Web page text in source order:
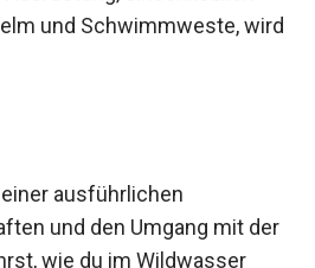
und Schwimmweste,
ausführlichen
und den Umgang mit
wie du im